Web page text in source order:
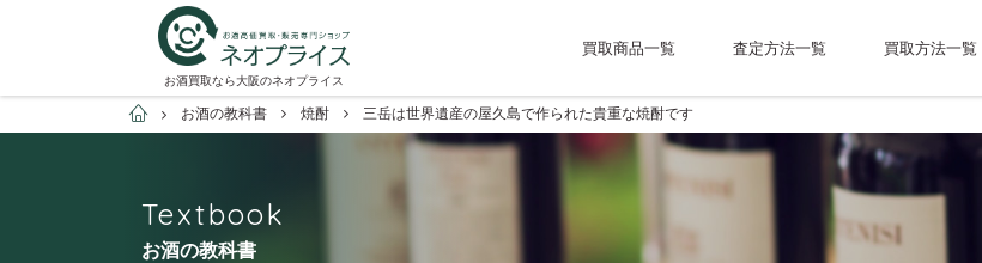
お酒買取なら大阪のネオプライス
買取商品一覧 査定方法一覧 買取方法一覧
お酒買取専門店ネオプライス
お酒の教科書 焼酎 三岳は世界遺産の屋久島で作られた貴重な焼酎です
Textbook
お酒の教科書